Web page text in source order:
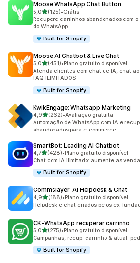
Moose WhatsApp Chat Button
5,0de 5 estrelas
(125)
125 avaliações ao todo
•Grátis
Recupere carrinhos abandonados com
do WhatsApp
Built for Shopify
Moose AI Chatbot & Live Chat
5,0de 5 estrelas
(451)
451 avaliações ao todo
•Plano gratuito disponível
Atenda clientes com chat de IA, chat
FAQ ILIMITADOS
Built for Shopify
KwikEngage: Whatsapp Marketing
4,9de 5 estrelas
(262)
262 avaliações ao todo
•Avaliação gratuita
Automação de WhatsApp com IA e
abandonados para e-commerce
SmartBot: Leading AI Chatbot
4,7de 5 estrelas
(428)
428 avaliações ao todo
•Plano gratuito disponível
Chat com IA ilimitado: aumente as
Built for Shopify
Commslayer: AI Helpdesk & Chat
4,9de 5 estrelas
(188)
188 avaliações ao todo
•Plano gratuito disponível
Helpdesk e chat criados pelos ex-
CK‑WhatsApp recuperar carrinho
5,0de 5 estrelas
(275)
275 avaliações ao todo
•Plano gratuito disponível
Campanhas, recup. carrinho & atual.
Built for Shopify